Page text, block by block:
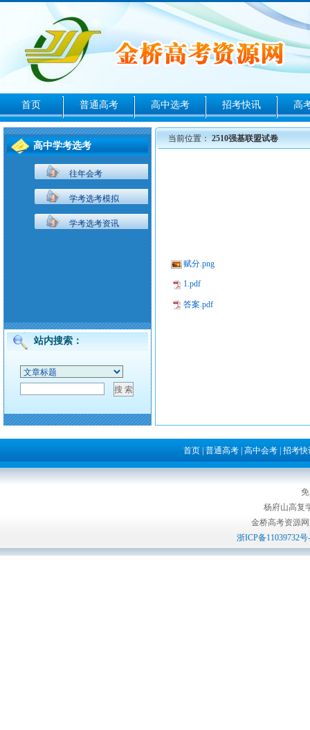
首页 普通高考 高中选考 招考快讯 高
高中学考选考
往年会考
学考选考模拟
学考选考资讯
站内搜索：
当前位置： 2510强基联盟试卷
赋分.png
1.pdf
答案.pdf
首页 普通高考 高中会考 招考快
杨府山高
金桥高考资源
浙ICP备11039732号